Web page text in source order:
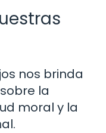
nos brinda
la
moral y la